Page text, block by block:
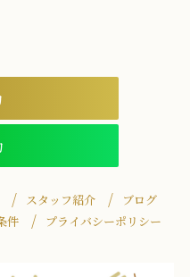
スタッフ紹介
ブログ
件 プライバシーポリシー